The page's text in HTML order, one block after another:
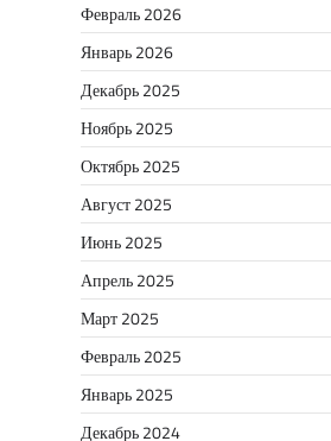
Февраль 2026
Январь 2026
Декабрь 2025
Ноябрь 2025
Октябрь 2025
Август 2025
Июнь 2025
Апрель 2025
Март 2025
Февраль 2025
Январь 2025
Декабрь 2024